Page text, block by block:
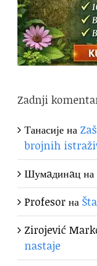
Zadnji
Танасијена
brojnih
Шумaдинaцна
Profesorна
Zirojević
nastaje